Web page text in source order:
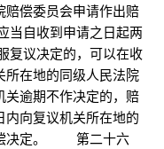
赔偿委员会申请作出赔
自收到申请之日起两
议决定的，可以在收
所在地的同级人民法院
关逾期不作决定的，赔
向复议机关所在地的
偿决定。 第二十六